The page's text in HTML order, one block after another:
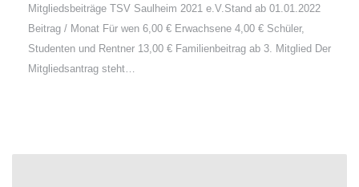
Mitgliedsbeiträge TSV Saulheim 2021 e.V.Stand ab 01.01.2022
Beitrag / Monat Für wen 6,00 € Erwachsene 4,00 € Schüler,
Studenten und Rentner 13,00 € Familienbeitrag ab 3. Mitglied Der
Mitgliedsantrag steht…